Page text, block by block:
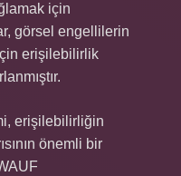
için
görsel engellilerin
erişilebilirlik
erişilebilirliğin
önemli bir